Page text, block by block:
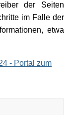
der Seiten
im Falle der
etwa
- Portal zum